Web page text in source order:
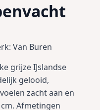
Van Buren
grijze IJslandse
gelooid,
zacht aan en
Afmetingen